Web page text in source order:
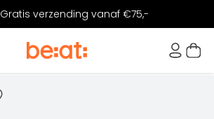
Gratis verzending vanaf €75,-